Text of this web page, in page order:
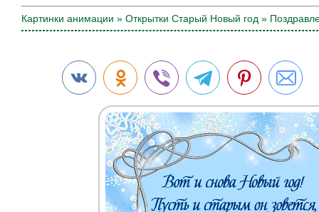
Картинки анимации » Открытки Старый Новый год »